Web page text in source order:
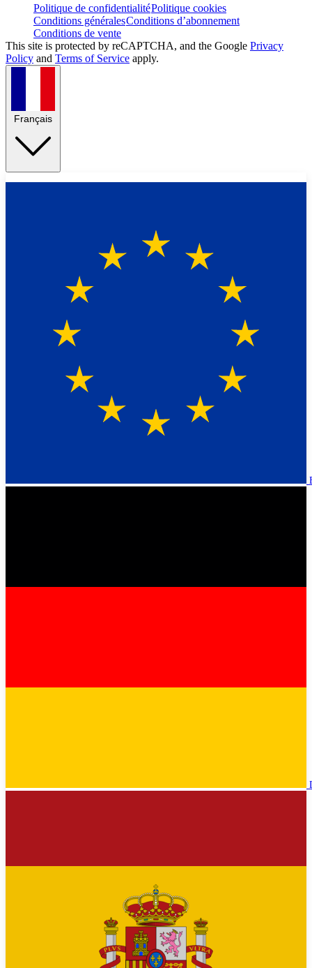
Politique de confidentialitéPolitique cookies
Conditions généralesConditions d’abonnement
Conditions de vente
This site is protected by reCAPTCHA, and the Google Privacy
Policy and Terms of Service apply.
Français